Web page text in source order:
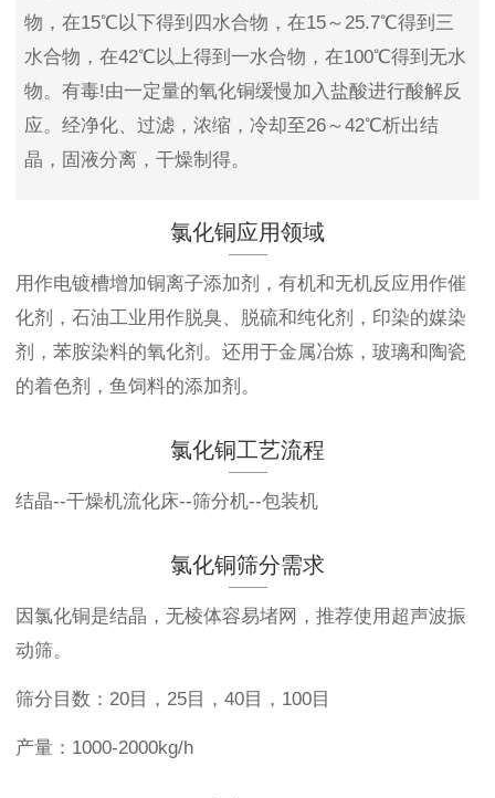
物，在15℃以下得到四水合物，在15～25.7℃得到三
水合物，在42℃以上得到一水合物，在100℃得到无水
物。有毒!由一定量的氧化铜缓慢加入盐酸进行酸解反
应。经净化、过滤，浓缩，冷却至26～42℃析出结
晶，固液分离，干燥制得。
氯化铜应用领域
用作电镀槽增加铜离子添加剂，有机和无机反应用作催
化剂，石油工业用作脱臭、脱硫和纯化剂，印染的媒染
剂，苯胺染料的氧化剂。还用于金属冶炼，玻璃和陶瓷
的着色剂，鱼饲料的添加剂。
氯化铜工艺流程
结晶--干燥机流化床--筛分机--包装机
氯化铜筛分需求
因氯化铜是结晶，无棱体容易堵网，推荐使用超声波振
动筛。
筛分目数：20目，25目，40目，100目
产量：1000-2000kg/h